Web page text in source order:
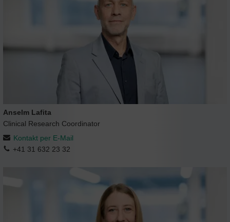
Anselm Lafita
Clinical Research Coordinator
Kontakt per E-Mail
+41 31 632 23 32